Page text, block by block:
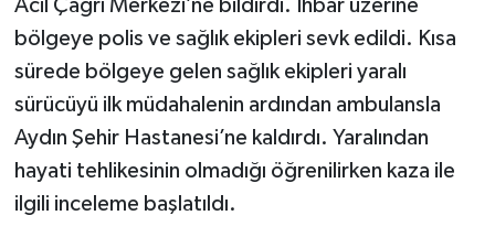
Acil Çağrı Merkezi’ne bildirdi. İhbar üzerine
bölgeye polis ve sağlık ekipleri sevk edildi. Kısa
sürede bölgeye gelen sağlık ekipleri yaralı
sürücüyü ilk müdahalenin ardından ambulansla
Aydın Şehir Hastanesi’ne kaldırdı. Yaralından
hayati tehlikesinin olmadığı öğrenilirken kaza ile
ilgili inceleme başlatıldı.